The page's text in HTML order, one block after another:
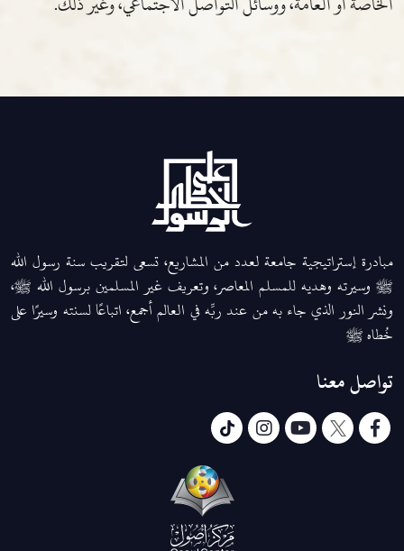
مبادرة إستراتيجية جامعة لعدد من المشاريع، تسعى لتقريب سنة رسول الله
ﷺ وسيرته وهديه للمسلم المعاصر، وتعريف غير المسلمين برسول الله ﷺ،
ونشر النور الذي جاء به من عند ربِّه في العالم أجمع، اتباعًا لسنته وسيرًا على
خُطاه ﷺ
تواصل معنا